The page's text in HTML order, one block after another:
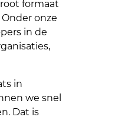
formaat
onze
in de
in
we snel
Dat is